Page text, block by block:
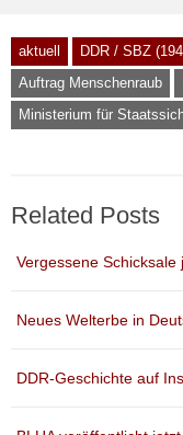
aktuell DDR / SBZ
Auftrag Menschenraub
Ministerium für
Related Posts
Vergessene
Neues Welterbe in
DDR-Geschichte auf